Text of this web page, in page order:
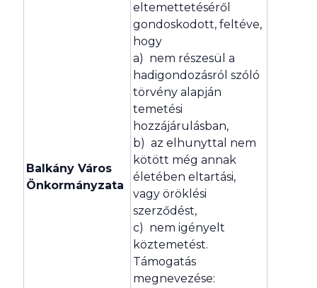
Balkány Város
Önkormányzata
eltemettetéséről
gondoskodott, feltéve,
hogy
a) nem részesül a
hadigondozásról szóló
törvény alapján
temetési
hozzájárulásban,
b) az elhunyttal nem
kötött még annak
életében eltartási,
vagy öröklési
szerződést,
c) nem igényelt
köztemetést.
Támogatás
megnevezése: